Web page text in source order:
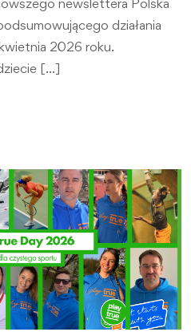
newslettera Polska
działania
2026 roku.
[…]